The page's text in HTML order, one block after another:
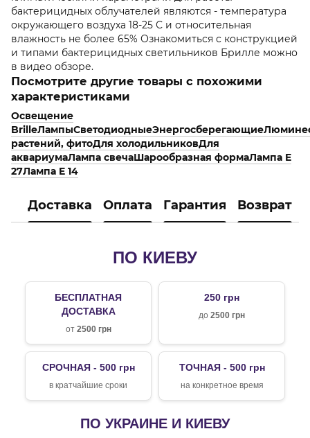
бактерицидных облучателей являются - температура
окружающего воздуха 18-25 С и относительная
влажность не более 65% Ознакомиться с конструкцией
и типами бактерицидных светильников Брилле можно
в видео обзоре.
Посмотрите другие товары с похожими
характеристиками
Освещение
BrilleЛампыСветодиодныеЭнергосберегающие
растений, фитоДля холодильниковДля
аквариумаЛампа свечаШарообразная формаЛампа E
27Лампа E 14
Доставка Оплата Гарантия Возврат
ПО КИЕВУ
БЕСПЛАТНАЯ
ДОСТАВКА
от 2500 грн
250 грн
до 2500 грн
СРОЧНАЯ - 500 грн
в кратчайшие сроки
ТОЧНАЯ - 500 грн
на конкретное время
ПО УКРАИНЕ И КИЕВУ